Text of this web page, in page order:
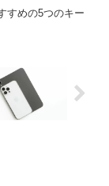
すめの5つのキー